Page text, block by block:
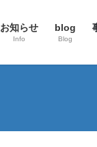
お知らせ
Info
blog
Blog